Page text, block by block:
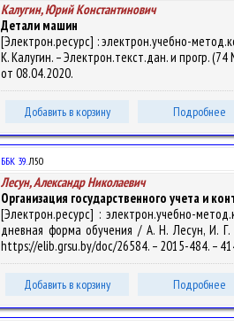
Калугин, Юрий Константинович
Детали машин
[Электрон.ресурс] : электрон.учебно-
К. Калугин. – Электрон.текст.дан. и прогр.
от 08.04.2020.
Добавить в корзину Подробнее
ББК 39.Л50
Лесун, Александр Николаевич
Организация государственного учета и
[Электрон.ресурс] : электрон.учебно-
дневная форма обучения / А. Н. Лесун, И.
https://elib.grsu.by/doc/26584. – 2015-484. –
Добавить в корзину Подробнее